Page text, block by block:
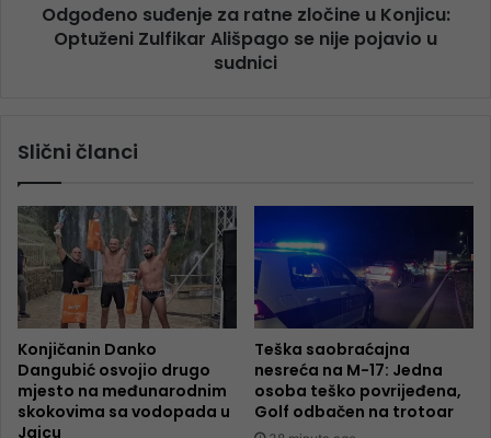
Odgođeno suđenje za ratne zločine u Konjicu:
Optuženi Zulfikar Ališpago se nije pojavio u
sudnici
Slični članci
Konjičanin Danko
Dangubić osvojio drugo
mjesto na međunarodnim
skokovima sa vodopada u
Jajcu
Teška saobraćajna
nesreća na M-17: Jedna
osoba teško povrijeđena,
Golf odbačen na trotoar